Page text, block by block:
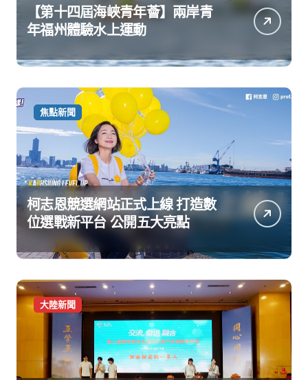
【第十四屆海峽青年薈】兩岸青
年福州體驗水上運動
焦點新聞
柯志恩競選網站正式上線 打造數
位選戰新平台 公開五大亮點
大陸新聞